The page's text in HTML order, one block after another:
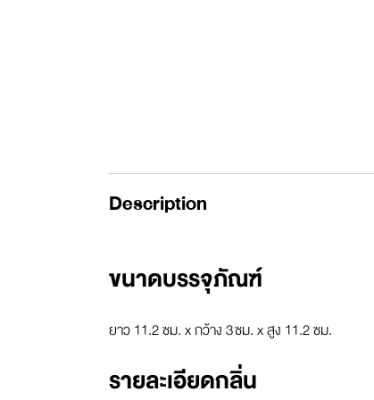
Description
ขนาดบรรจุภัณฑ์
ยาว11.2ซม. xกว้าง3ซม. xสูง 11.2ซม.
รายละเอียดกลิ่น